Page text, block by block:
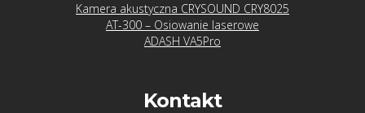
Kamera akustyczna CRYSOUND CRY8025
AT-300 – Osiowanie laserowe
ADASH VA5Pro
Kontakt